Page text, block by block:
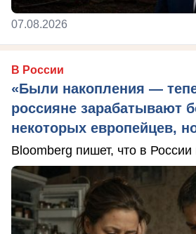
07.08.2026
В России
«Были накопления —
россияне зарабатывают
некоторых европейцев,
Bloomberg пишет, что в России